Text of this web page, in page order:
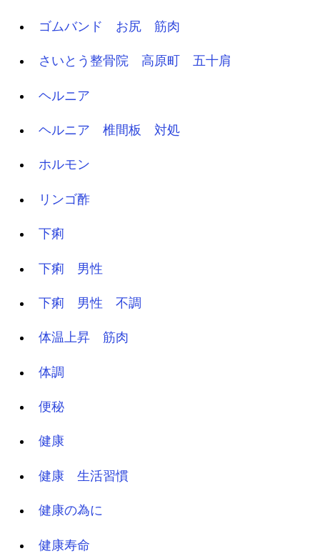
ゴムバンド お尻 筋肉
さいとう整骨院 高原町 五十肩
ヘルニア
ヘルニア 椎間板 対処
ホルモン
リンゴ酢
下痢
下痢 男性
下痢 男性 不調
体温上昇 筋肉
体調
便秘
健康
健康 生活習慣
健康の為に
健康寿命